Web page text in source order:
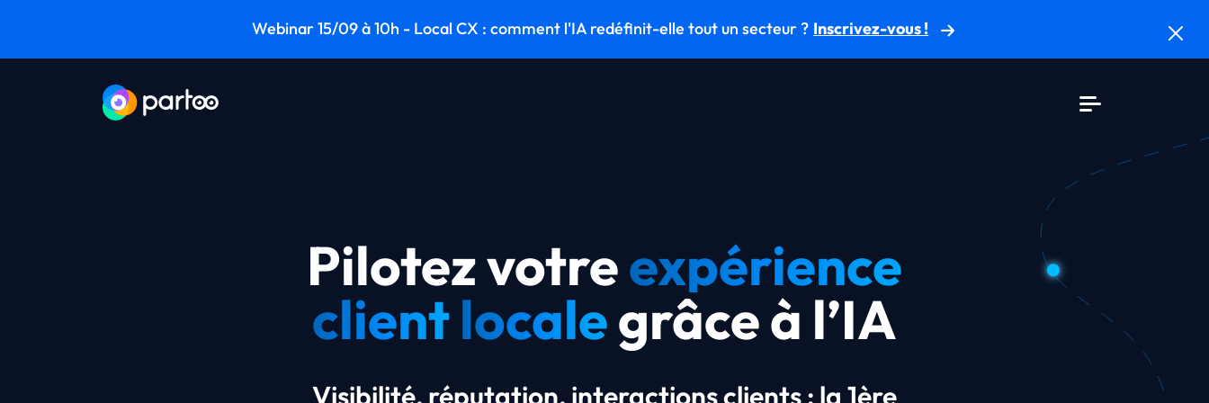
Webinar 15/09 à 10h - Local CX : comment l'IA redéfinit-elle tout un secteur ? Inscrivez-vous !
Pilotez votreexpérience
clientlocalegrâce à l’IA
Visibilité, réputation, interactions clients : la 1ère